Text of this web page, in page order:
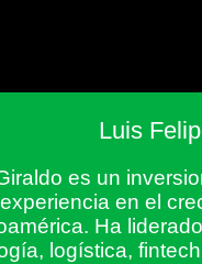
Luis
es un
en el
Ha
logística,